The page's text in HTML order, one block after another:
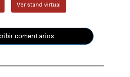
Ver stand virtual
comentarios